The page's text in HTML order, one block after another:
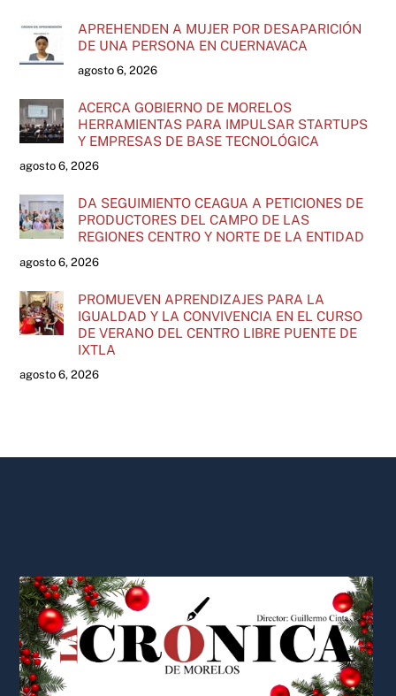
APREHENDEN A MUJER POR DESAPARICIÓN
DE UNA PERSONA EN CUERNAVACA
agosto 6, 2026
ACERCA GOBIERNO DE MORELOS
HERRAMIENTAS PARA IMPULSAR STARTUPS
Y EMPRESAS DE BASE TECNOLÓGICA
agosto 6, 2026
DA SEGUIMIENTO CEAGUA A PETICIONES DE
PRODUCTORES DEL CAMPO DE LAS
REGIONES CENTRO Y NORTE DE LA ENTIDAD
agosto 6, 2026
PROMUEVEN APRENDIZAJES PARA LA
IGUALDAD Y LA CONVIVENCIA EN EL CURSO
DE VERANO DEL CENTRO LIBRE PUENTE DE
IXTLA
agosto 6, 2026
To
Top